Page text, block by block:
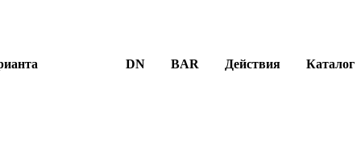
DN BAR Действия Каталог